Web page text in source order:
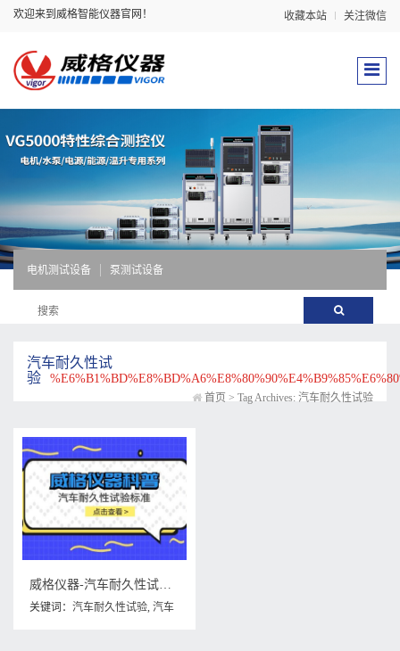
欢迎来到威格智能仪器官网！ 收藏本站 关注微信
电机测试设备 泵测试设备
汽车耐久性试
验
首页 > Tag Archives: 汽车耐久性试验
威格仪器-汽车耐久性试验标准
关键词： 汽车耐久性试验, 汽车